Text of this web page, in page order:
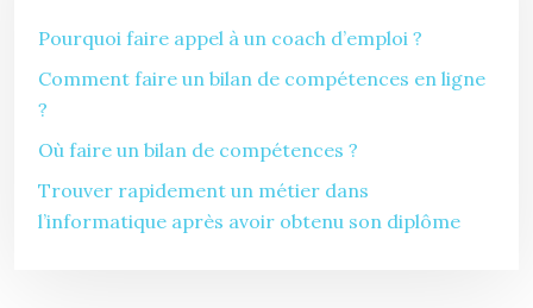
Pourquoi faire appel à un coach d’emploi ?
Comment faire un bilan de compétences en ligne
?
Où faire un bilan de compétences ?
Trouver rapidement un métier dans
l’informatique après avoir obtenu son diplôme